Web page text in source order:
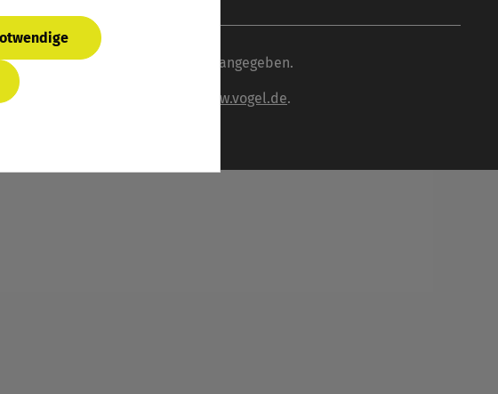
wenn nicht anders angegeben.
Angebot finden Sie unter www.vogel.de.
& Co. KG